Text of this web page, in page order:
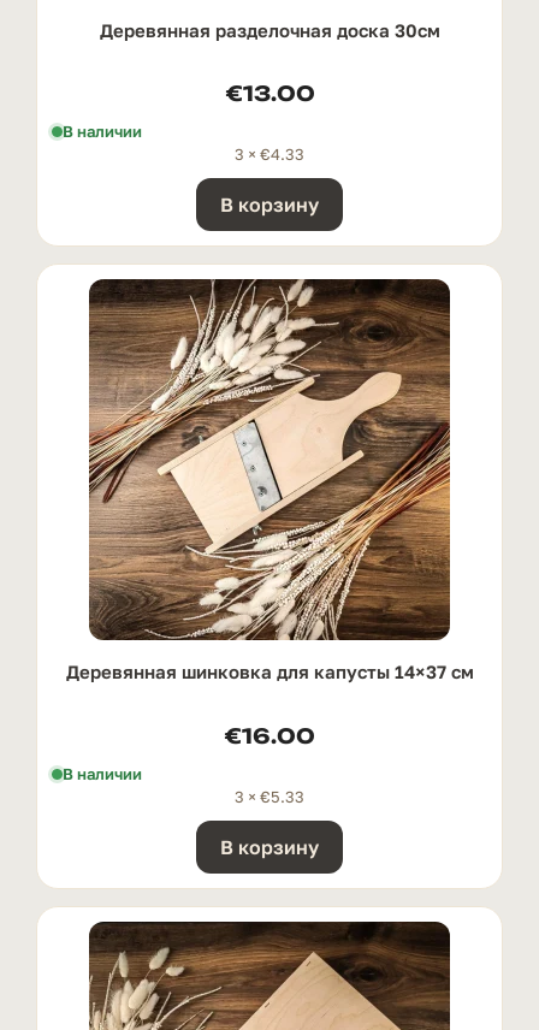
Деревянная разделочная доска 30см
€13.00
В наличии
3 × €4.33
В корзину
Деревянная шинковка для капусты 14×37 см
€16.00
В наличии
3 × €5.33
В корзину